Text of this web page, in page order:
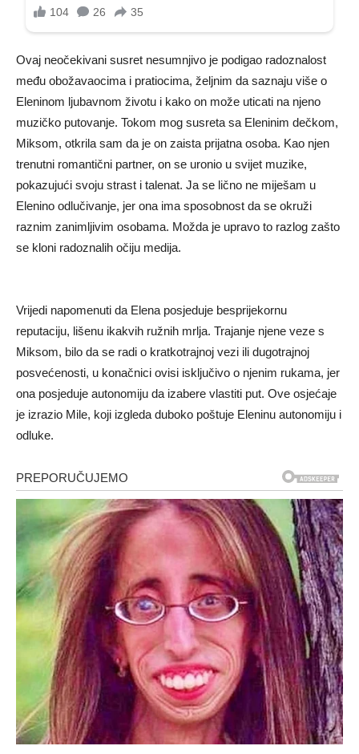
Ovaj neočekivani susret nesumnjivo je podigao radoznalost
među obožavaocima i pratiocima, željnim da saznaju više o
Eleninom ljubavnom životu i kako on može uticati na njeno
muzičko putovanje. Tokom mog susreta sa Eleninim dečkom,
Miksom, otkrila sam da je on zaista prijatna osoba. Kao njen
trenutni romantični partner, on se uronio u svijet muzike,
pokazujući svoju strast i talenat. Ja se lično ne miješam u
Elenino odlučivanje, jer ona ima sposobnost da se okruži
raznim zanimljivim osobama. Možda je upravo to razlog zašto
se kloni radoznalih očiju medija.
Vrijedi napomenuti da Elena posjeduje besprijekornu
reputaciju, lišenu ikakvih ružnih mrlja. Trajanje njene veze s
Miksom, bilo da se radi o kratkotrajnoj vezi ili dugotrajnoj
posvećenosti, u konačnici ovisi isključivo o njenim rukama, jer
ona posjeduje autonomiju da izabere vlastiti put. Ove osjećaje
je izrazio Mile, koji izgleda duboko poštuje Eleninu autonomiju i
odluke.